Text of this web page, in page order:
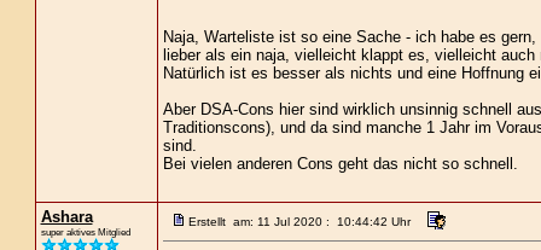
Naja, Warteliste ist so eine Sache - ich habe es
lieber als ein naja, vielleicht klappt es, vielleicht auch
Natürlich ist es besser als nichts und eine Hoffnung
Aber DSA-Cons hier sind wirklich unsinnig schnell
Traditionscons), und da sind manche 1 Jahr im
sind.
Bei vielen anderen Cons geht das nicht so schnell.
Ashara
super aktives Mitglied
Erstellt am: 11 Jul 2020 : 10:44:42 Uhr